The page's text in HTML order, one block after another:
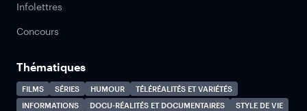
Infolettres
Concours
Thématiques
FILMS SÉRIES HUMOUR
TÉLÉRÉALITÉS ET VARIÉTÉS
INFORMATIONS
DOCU-RÉALITÉS ET DOCUMENTAIRES
STYLE DE VIE